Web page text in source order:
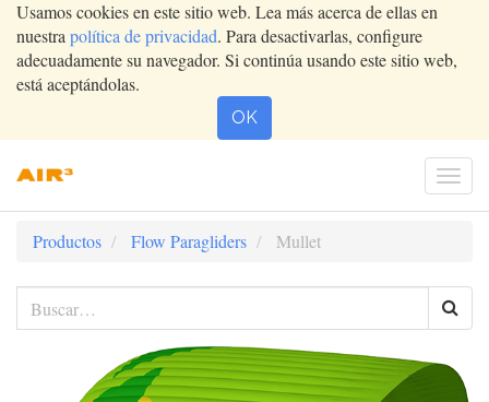
Usamos cookies en este sitio web. Lea más acerca de ellas en
nuestra política de privacidad. Para desactivarlas, configure
adecuadamente su navegador. Si continúa usando este sitio web,
está aceptándolas.
OK
Productos Flow Paragliders Mullet